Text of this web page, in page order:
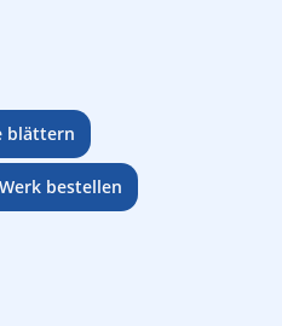
blättern
bestellen